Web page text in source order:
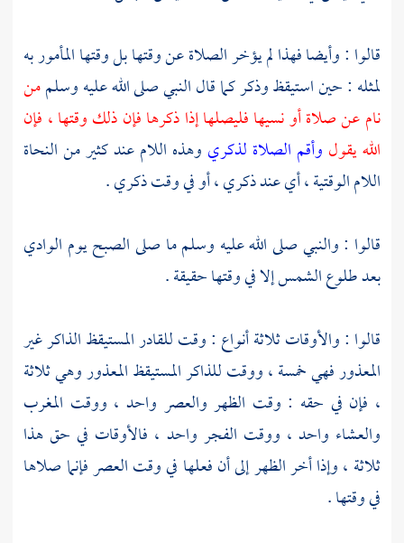
قالوا : وأيضا فهذا لم يؤخر الصلاة عن وقتها بل وقتها المأمور به
لمثله : حين استيقظ وذكر كما قال النبي صلى الله عليه وسلممن
نام عن صلاة أو نسيها فليصلها إذا ذكرها فإن ذلك وقتها ، فإن
الله يقول وأقم الصلاة لذكري وهذه اللام عند كثير من النحاة
اللام الوقتية ، أي عند ذكري ، أو في وقت ذكري .
قالوا : والنبي صلى الله عليه وسلم ما صلى الصبح يوم الوادي
بعد طلوع الشمس إلا في وقتها حقيقة .
قالوا : والأوقات ثلاثة أنواع : وقت للقادر المستيقظ الذاكر غير
المعذور فهي خمسة ، ووقت للذاكر المستيقظ المعذور وهي ثلاثة
، فإن في حقه : وقت الظهر والعصر واحد ، ووقت المغرب
والعشاء واحد ، ووقت الفجر واحد ، فالأوقات في حق هذا
ثلاثة ، وإذا أخر الظهر إلى أن فعلها في وقت العصر فإنما صلاها
في وقتها .